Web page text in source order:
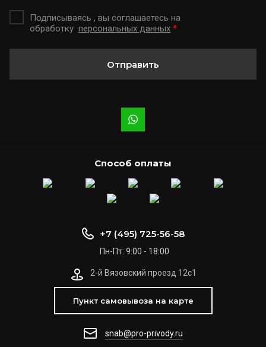
Подписываясь , вы соглашаетесь на
обработку персональных данных *
Отправить
Способ оплаты
+7 (495) 725-56-58
Пн-Пт: 9:00 - 18:00
2-й Вязовский проезд 12с1
Пункт самовывоза на карте
snab@pro-privody.ru